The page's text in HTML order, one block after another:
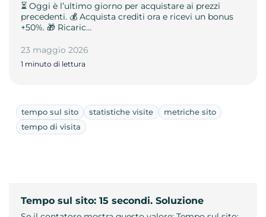
⏳ Oggi è l’ultimo giorno per acquistare ai prezzi
precedenti. 💰 Acquista crediti ora e ricevi un bonus
+50%. 🎁 Ricaric…
23 maggio 2026
1 minuto di lettura
tempo sul sito statistiche visite
metriche sito
tempo di visita
Tempo sul sito: 15 secondi. Soluzione